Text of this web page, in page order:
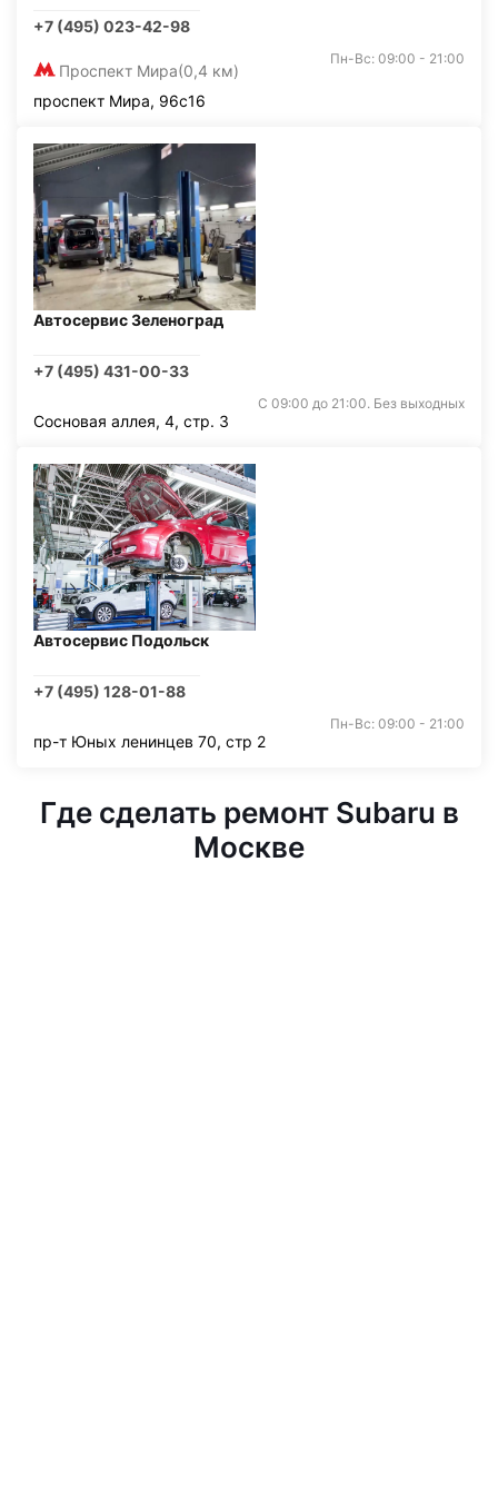
+7 (495) 023-42-98
Проспект Мира(0,4 км)
Пн-Вс: 09:00 - 21:00
проспект Мира, 96с16
Автосервис Зеленоград
+7 (495) 431-00-33
С 09:00 до 21:00. Без выходных
Сосновая аллея, 4, стр. 3
Автосервис Подольск
+7 (495) 128-01-88
Пн-Вс: 09:00 - 21:00
пр-т Юных ленинцев 70, стр 2
Где сделать ремонт Subaru в
Москве